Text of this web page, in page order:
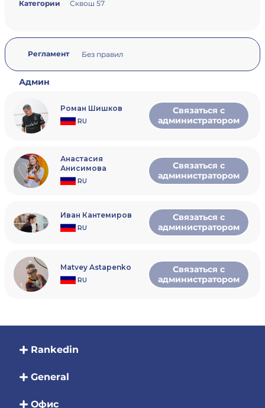
Категории
Сквош 57
Регламент Без правил
Админ
Роман Шишков
RU
Связаться с
администратором
Анастасия
Анисимова
RU
Связаться с
администратором
Иван Кантемиров
RU
Связаться с
администратором
Matvey Astapenko
RU
Связаться с
администратором
Rankedin
General
Офис